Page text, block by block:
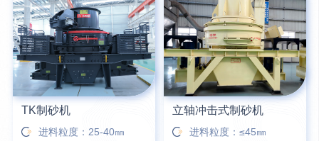
TK制砂机
进料粒度：25-40㎜
立轴冲击式制砂机
进料粒度：≤45㎜